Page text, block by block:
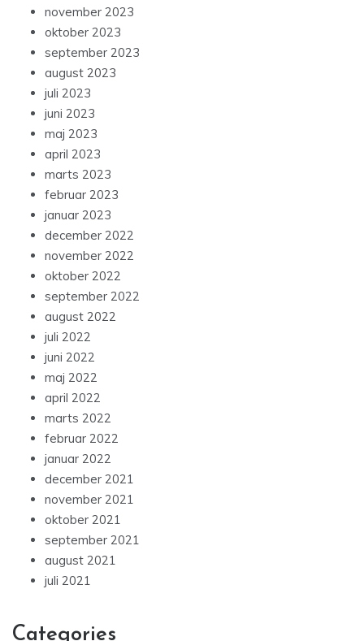
november 2023
oktober 2023
september 2023
august 2023
juli 2023
juni 2023
maj 2023
april 2023
marts 2023
februar 2023
januar 2023
december 2022
november 2022
oktober 2022
september 2022
august 2022
juli 2022
juni 2022
maj 2022
april 2022
marts 2022
februar 2022
januar 2022
december 2021
november 2021
oktober 2021
september 2021
august 2021
juli 2021
Categories